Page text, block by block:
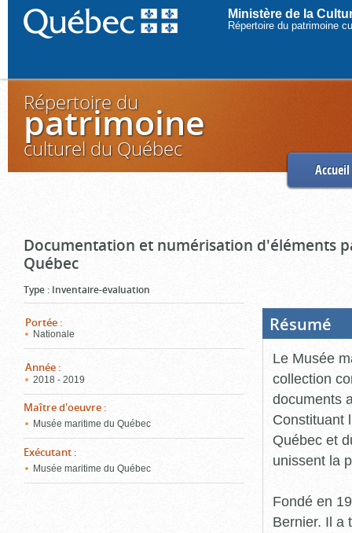
Ministère de la
Répertoire du patrimoine
Répertoire du
patrimoine
culturel du Québec
Accueil
Documentation et numérisation d'éléments
Québec
Type : Inventaire-évaluation
Portée :
Nationale
Année :
2018 - 2019
Maître d'oeuvre :
Musée maritime du Québec
Exécutant :
Musée maritime du Québec
Résumé
Le Musée
collection
documents
Constituant
Québec et
unissent la
Fondé en
Bernier. Il a